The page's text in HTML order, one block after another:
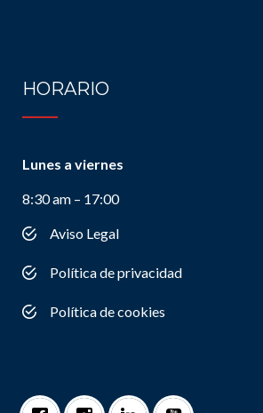
HORARIO
Lunes a viernes
8:30 am – 17:00
Aviso Legal
Política de privacidad
Política de cookies